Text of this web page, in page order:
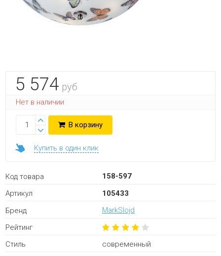
5 574 руб
Нет в наличии
В корзину
Купить в один клик
Код товара
158-597
Артикул
105433
Бренд
MarkSlojd
Рейтинг
Стиль
современный